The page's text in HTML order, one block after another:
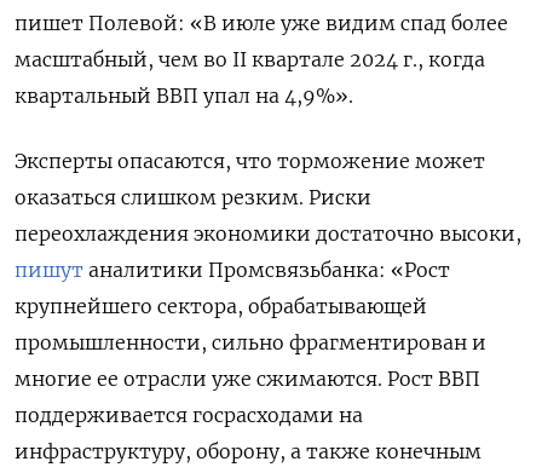
пишет Полевой: «В июле уже видим спад более
масштабный, чем во II квартале 2024 г., когда
квартальный ВВП упал на 4,9%».
Эксперты опасаются, что торможение может
оказаться слишком резким. Риски
переохлаждения экономики достаточно высоки,
пишут аналитики Промсвязьбанка: «Рост
крупнейшего сектора, обрабатывающей
промышленности, сильно фрагментирован и
многие ее отрасли уже сжимаются. Рост ВВП
поддерживается госрасходами на
инфраструктуру, оборону, а также конечным